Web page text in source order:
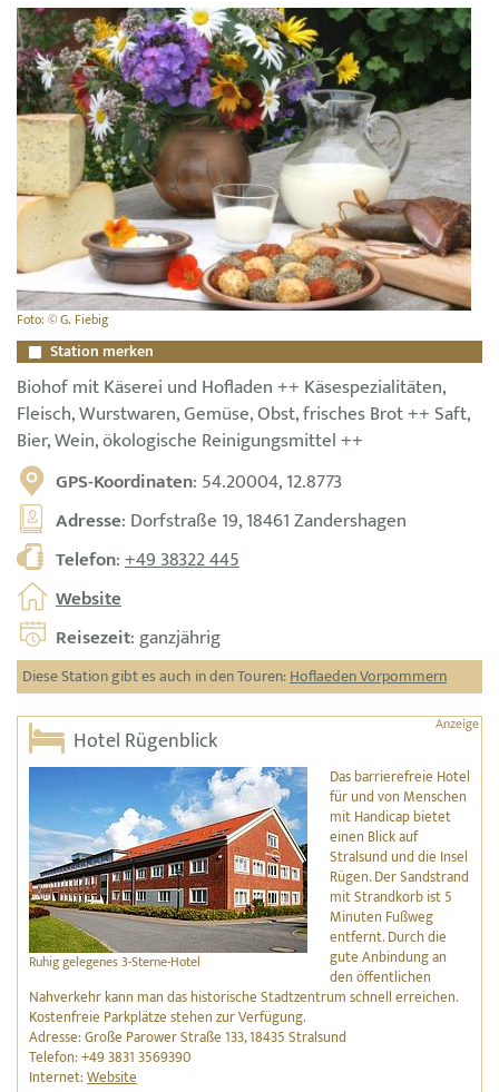
Foto: © G. Fiebig
Station merken
Biohof mit Käserei und Hofladen ++ Käsespezialitäten,
Fleisch, Wurstwaren, Gemüse, Obst, frisches Brot ++ Saft,
Bier, Wein, ökologische Reinigungsmittel ++
GPS-Koordinaten: 54.20004, 12.8773
Adresse: Dorfstraße 19, 18461 Zandershagen
Telefon:+49 38322 445
Website
Reisezeit: ganzjährig
Diese Station gibt es auch in den Touren:Hoflaeden Vorpommern
Hotel Rügenblick
Ruhig gelegenes 3-Sterne-Hotel
Das barrierefreie Hotel
für und von Menschen
mit Handicap bietet
einen Blick auf
Stralsund und die Insel
Rügen. Der Sandstrand
mit Strandkorb ist 5
Minuten Fußweg
entfernt. Durch die
gute Anbindung an
den öffentlichen
Nahverkehr kann man das historische Stadtzentrum schnell erreichen.
Kostenfreie Parkplätze stehen zur Verfügung.
Adresse: Große Parower Straße 133, 18435 Stralsund
Telefon: +49 3831 3569390
Internet:Website